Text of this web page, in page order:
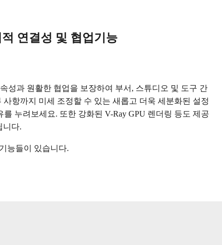
연결성 및 협업기능
성과 원활한 협업을 보장하여 부서, 스튜디오 및 도구 간
항까지 미세 조정할 수 있는 새롭고 더욱 세분화된 설정
누려보세요. 또한 강화된 V-Ray GPU 렌더링 등도 제공
니다.
능들이 있습니다.